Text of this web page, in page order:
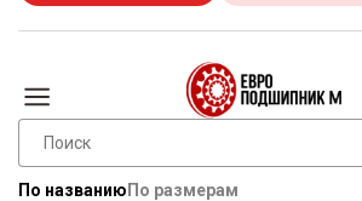
По названию По размерам